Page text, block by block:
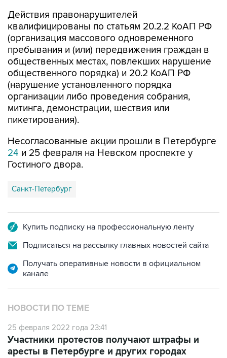
Действия правонарушителей
квалифицированы по статьям 20.2.2 КоАП РФ
(организация массового одновременного
пребывания и (или) передвижения граждан в
общественных местах, повлекших нарушение
общественного порядка) и 20.2 КоАП РФ
(нарушение установленного порядка
организации либо проведения собрания,
митинга, демонстрации, шествия или
пикетирования).
Несогласованные акции прошли в Петербурге
24 и 25 февраля на Невском проспекте у
Гостиного двора.
Санкт-Петербург
Купить подписку на профессиональную ленту
Подписаться на рассылку главных новостей сайта
Получать оперативные новости в официальном
канале
НОВОСТИ ПО ТЕМЕ
25 февраля 2022 года 23:41
Участники протестов получают штрафы и
аресты в Петербурге и других городах